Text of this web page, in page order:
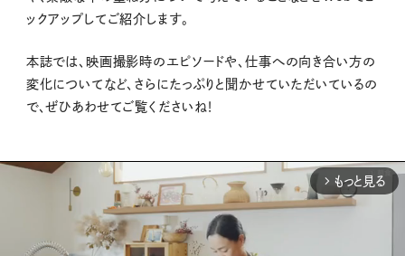
ックアップしてご紹介します。
本誌では、映画撮影時のエピソードや、仕事への向き合い方の
変化についてなど、さらにたっぷりと聞かせていただいているの
で、ぜひあわせてご覧くださいね！
arrow_forward_ios もっと見る